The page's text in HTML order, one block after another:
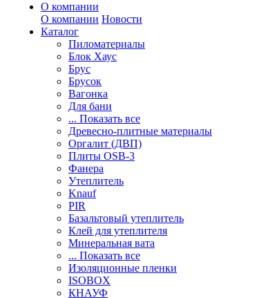
О компании
О компании Новости
Каталог
Пиломатериалы
Блок Хаус
Брус
Брусок
Вагонка
Для бани
... Показать все
Древесно-плитные материалы
Оргалит (ДВП)
Плиты OSB-3
Фанера
Утеплитель
Knauf
PIR
Базальтовый утеплитель
Клей для утеплителя
Минеральная вата
... Показать все
Изоляционные пленки
ISOBOX
КНАУФ